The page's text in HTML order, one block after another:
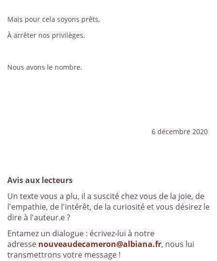
Mais pour cela soyons prêts,
À arrêter nos privilèges.
Nous avons le nombre.
6 décembre 2020
Avis aux lecteurs
Un texte vous a plu, il a suscité chez vous de la joie, de
l'empathie, de l'intérêt, de la curiosité et vous désirez le
dire à l'auteur.e ?
Entamez un dialogue : écrivez-lui à notre
adresse nouveaudecameron@albiana.fr, nous lui
transmettrons votre message !